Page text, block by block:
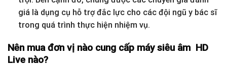
giá là dụng cụ hỗ trợ đắc lực cho các đội ngũ y bác sĩ
trong quá trình thực hiện nhiệm vụ.
Nên mua đơn vị nào cung cấp máy siêu âm HD
Live nào?